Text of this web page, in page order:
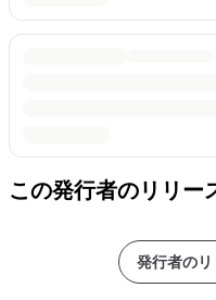
この発行者のリリー
発行者の